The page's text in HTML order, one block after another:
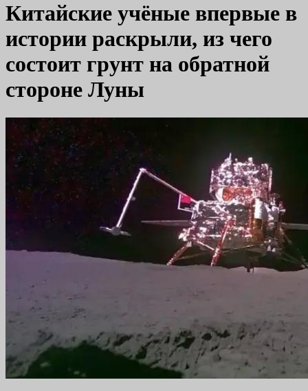
Китайские учёные впервые в
истории раскрыли, из чего
состоит грунт на обратной
стороне Луны